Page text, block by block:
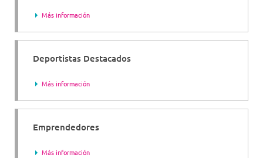
Más información
Deportistas Destacados
Más información
Emprendedores
Más información